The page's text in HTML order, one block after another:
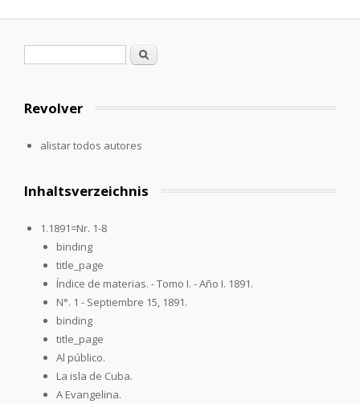
Formulario de búsqueda
Buscar
Revolver
alistar todos autores
Inhaltsverzeichnis
1.1891=Nr. 1-8
binding
title_page
Índice de materias. - Tomo I. - Año I. 1891.
N°. 1 - Septiembre 15, 1891.
binding
title_page
Al público.
La isla de Cuba.
A Evangelina.